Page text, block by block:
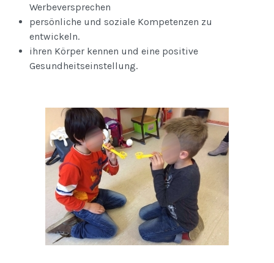
Werbeversprechen
persönliche und soziale Kompetenzen zu
entwickeln.
ihren Körper kennen und eine positive
Gesundheitseinstellung.